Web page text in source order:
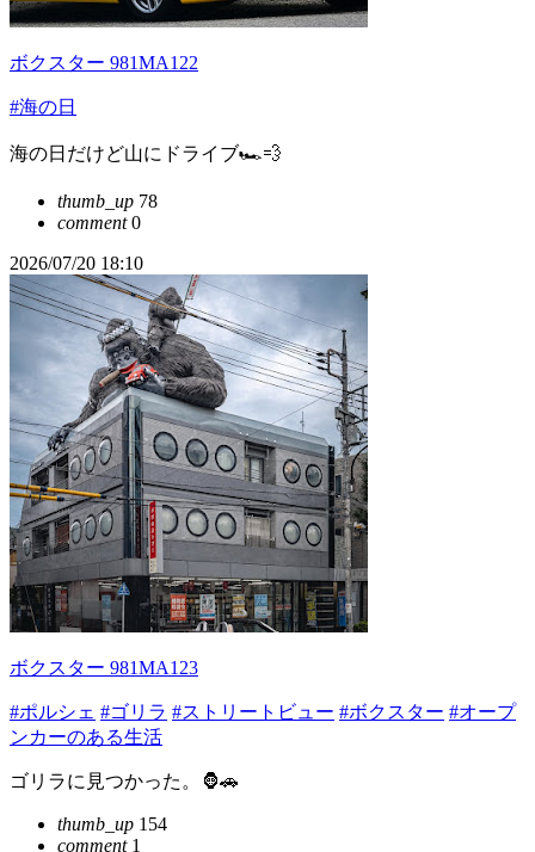
ボクスター 981MA122
#海の日
海の日だけど山にドライブ🏎️💨
thumb_up 78
comment0
2026/07/20 18:10
ボクスター 981MA123
#ポルシェ #ゴリラ #ストリートビュー #ボクスター #オープ
ンカーのある生活
ゴリラに見つかった。🦍🚗
thumb_up 154
comment1